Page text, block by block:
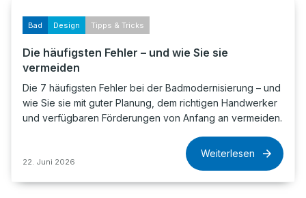
Bad Design Tipps & Tricks
Die häufigsten Fehler – und wie Sie sie
vermeiden
Die 7 häufigsten Fehler bei der Badmodernisierung – und
wie Sie sie mit guter Planung, dem richtigen Handwerker
und verfügbaren Förderungen von Anfang an vermeiden.
22. Juni 2026
Weiterlesen